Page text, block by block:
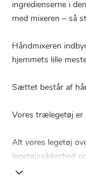
ingredienserne i
med mixeren – så
Håndmixeren
hjemmets lille
Sættet består af
Vores trælegetøj er
Alt vores legetøj
legetøjssikkerhed